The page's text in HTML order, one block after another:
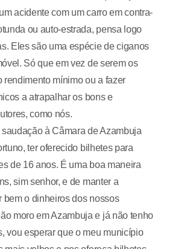
acidente com um carro em contra-
ou auto-estrada, pensa logo
Eles são uma espécie de ciganos
Só que em vez de serem os
rendimento mínimo ou a fazer
a atrapalhar os bons e
como nós.
à Câmara de Azambuja
ter oferecido bilhetes para
de 16 anos. É uma boa maneira
sim senhor, e de manter a
bem o dinheiros dos nossos
moro em Azambuja e já não tenho
vou esperar que o meu município